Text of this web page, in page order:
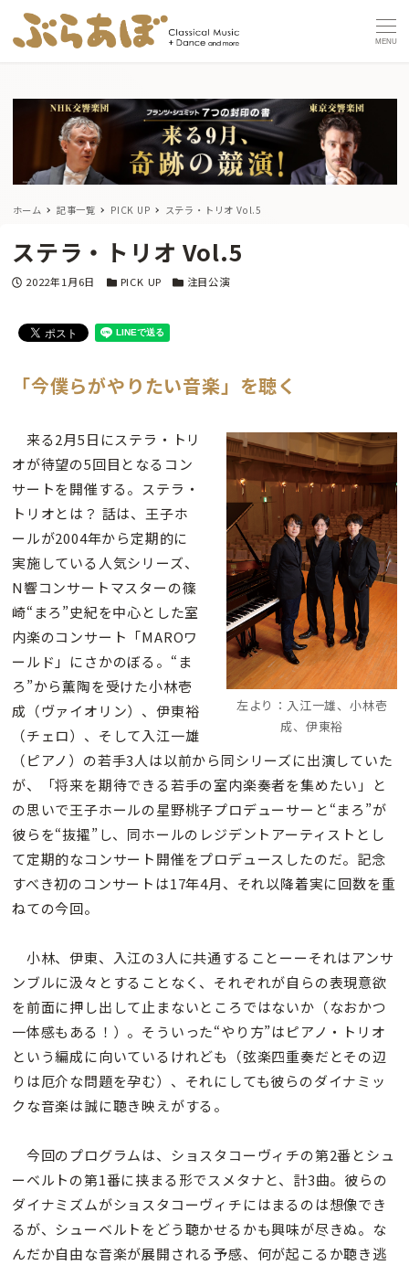
MENU
ホーム 記事一覧 PICK UP ステラ・トリオ Vol.5
ステラ・トリオ Vol.5
投稿日
2022年1月6日 カテゴリー
PICK UP カテゴリー
注目公演
「今僕らがやりたい音楽」を聴く
左より：入江一雄、小林壱
成、伊東裕
来る2月5日にステラ・トリ
オが待望の5回目となるコン
サートを開催する。ステラ・
トリオとは？ 話は、王子ホ
ールが2004年から定期的に
実施している人気シリーズ、
N響コンサートマスターの篠
崎“まろ”史紀を中心とした室
内楽のコンサート「MAROワ
ールド」にさかのぼる。“ま
ろ”から薫陶を受けた小林壱
成（ヴァイオリン）、伊東裕
（チェロ）、そして入江一雄
（ピアノ）の若手3人は以前から同シリーズに出演していた
が、「将来を期待できる若手の室内楽奏者を集めたい」と
の思いで王子ホールの星野桃子プロデューサーと“まろ”が
彼らを“抜擢”し、同ホールのレジデントアーティストとし
て定期的なコンサート開催をプロデュースしたのだ。記念
すべき初のコンサートは17年4月、それ以降着実に回数を重
ねての今回。
小林、伊東、入江の3人に共通することーーそれはアンサ
ンブルに汲々とすることなく、それぞれが自らの表現意欲
を前面に押し出して止まないところではないか（なおかつ
一体感もある！）。そういった“やり方”はピアノ・トリオ
という編成に向いているけれども（弦楽四重奏だとその辺
りは厄介な問題を孕む）、それにしても彼らのダイナミッ
クな音楽は誠に聴き映えがする。
今回のプログラムは、ショスタコーヴィチの第2番とシュ
ーベルトの第1番に挟まる形でスメタナと、計3曲。彼らの
ダイナミズムがショスタコーヴィチにはまるのは想像でき
るが、シューベルトをどう聴かせるかも興味が尽きぬ。な
んだか自由な音楽が展開される予感、何が起こるか聴き逃